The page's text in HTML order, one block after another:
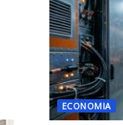
ECONOMIA